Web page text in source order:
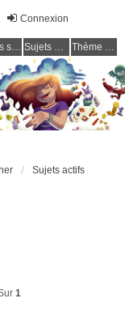
Connexion
Sujets sans réponse Sujets actifs Thème clair / foncé
Sujets actifs
1